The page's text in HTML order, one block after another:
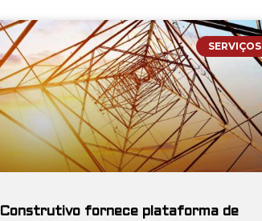
SERVIÇOS
Construtivo fornece plataforma de